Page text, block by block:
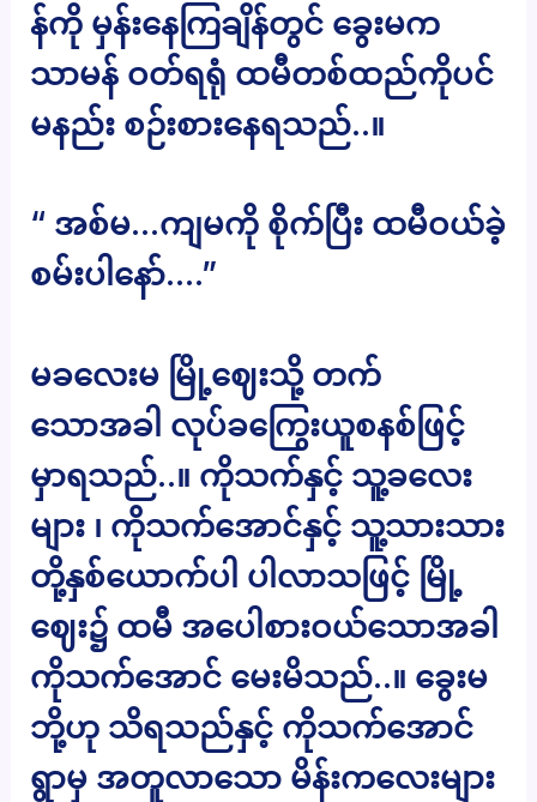
န်ကို မှန်းနေကြချိန်တွင် ခွေးမက
သာမန် ဝတ်ရရုံ ထမီတစ်ထည်ကိုပင်
မနည်း စဉ်းစားနေရသည်..။
“ အစ်မ…ကျမကို စိုက်ပြီး ထမီဝယ်ခဲ့
စမ်းပါနော်….”
မခလေးမ မြို့ဈေးသို့ တက်
သောအခါ လုပ်ခကြွေးယူစနစ်ဖြင့်
မှာရသည်..။ ကိုသက်နှင့် သူ့ခလေး
များ ၊ ကိုသက်အောင်နှင့် သူ့သားသား
တို့နှစ်ယောက်ပါ ပါလာသဖြင့် မြို့
ဈေး၌ ထမီ အပေါစားဝယ်သောအခါ
ကိုသက်အောင် မေးမိသည်..။ ခွေးမ
ဘို့ဟု သိရသည်နှင့် ကိုသက်အောင်
ရွာမှ အတူလာသော မိန်းကလေးများ